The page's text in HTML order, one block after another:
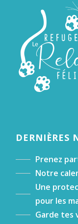
DERNIÈRES
Prenez
Notre
Une
pour les
Garde tes